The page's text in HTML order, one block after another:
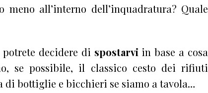
all’interno dell’inquadratura? Quale
decidere di spostarvi in base a cosa
se possibile, il classico cesto dei rifiuti
di bottiglie e bicchieri se siamo a tavola…